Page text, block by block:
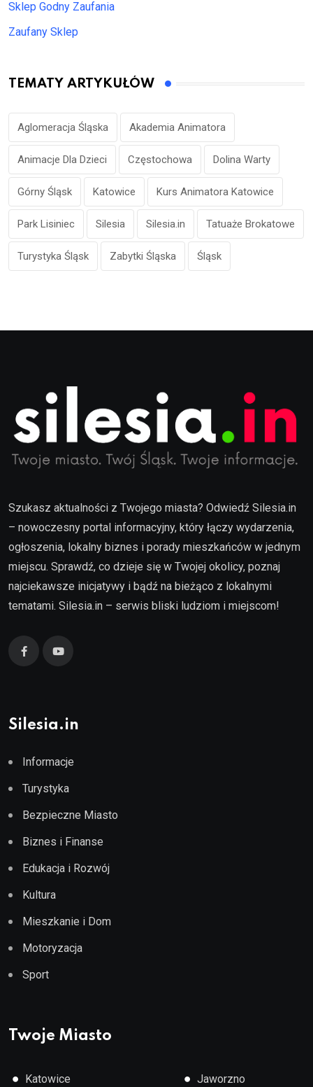
Sklep Godny Zaufania
Zaufany Sklep
TEMATY ARTYKUŁÓW
Aglomeracja Śląska Akademia Animatora
Animacje Dla Dzieci Częstochowa Dolina Warty
Górny Śląsk Katowice Kurs Animatora Katowice
Park Lisiniec Silesia Silesia.in Tatuaże Brokatowe
Turystyka Śląsk Zabytki Śląska Śląsk
Szukasz aktualności z Twojego miasta? Odwiedź Silesia.in
– nowoczesny portal informacyjny, który łączy wydarzenia,
ogłoszenia, lokalny biznes i porady mieszkańców w jednym
miejscu. Sprawdź, co dzieje się w Twojej okolicy, poznaj
najciekawsze inicjatywy i bądź na bieżąco z lokalnymi
tematami. Silesia.in – serwis bliski ludziom i miejscom!
Silesia.in
Informacje
Turystyka
Bezpieczne Miasto
Biznes i Finanse
Edukacja i Rozwój
Kultura
Mieszkanie i Dom
Motoryzacja
Sport
Twoje Miasto
● Katowice ● Jaworzno